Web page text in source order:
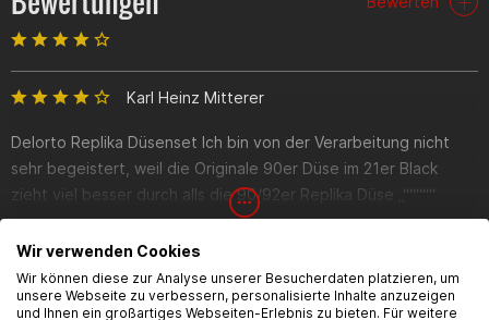
Karl Heinz Mitterer
Delorto Replika Düsenset Ich bin von der Verarbeitung nicht
sehr begeistert, weil die Originale 90er Düse im 21er Black
zieht viel besser durch alls die 90/92er Replika Düse „“““““
zumindest für das 70ccm Replika Zylinder Set
Wir verwenden Cookies
Wir können diese zur Analyse unserer Besucherdaten platzieren, um
unsere Webseite zu verbessern, personalisierte Inhalte anzuzeigen
und Ihnen ein großartiges Webseiten-Erlebnis zu bieten. Für weitere